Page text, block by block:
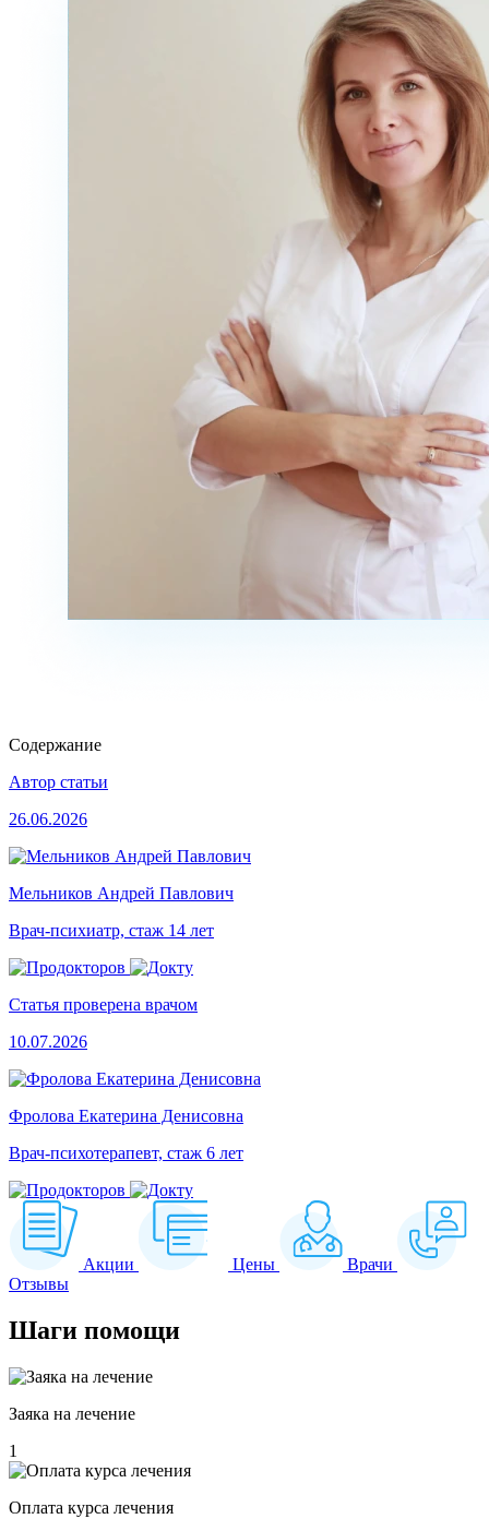
Содержание
Автор статьи
26.06.2026
Мельников Андрей Павлович
Врач-психиатр, стаж 14 лет
Статья проверена врачом
10.07.2026
Фролова Екатерина Денисовна
Врач-психотерапевт, стаж 6 лет
Акции Цены
Врачи
Отзывы
Шаги помощи
Заяка на лечение
1
Оплата курса лечения